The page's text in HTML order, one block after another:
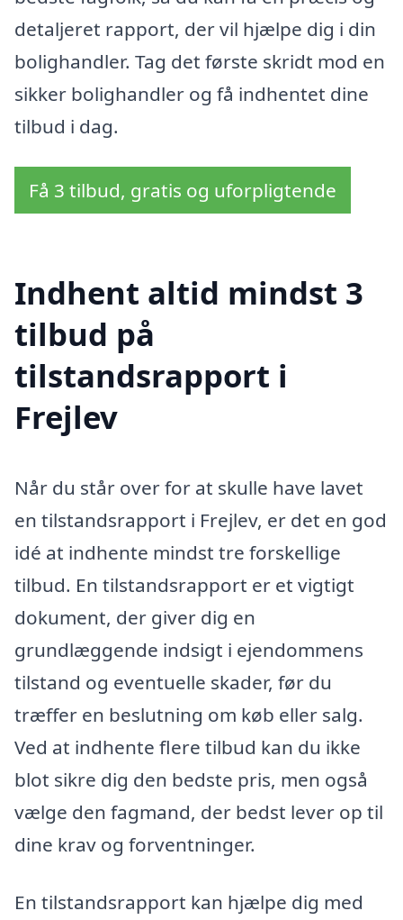
detaljeret rapport, der vil hjælpe dig i din
bolighandler. Tag det første skridt mod en
sikker bolighandler og få indhentet dine
tilbud i dag.
Få 3 tilbud, gratis og uforpligtende
Indhent altid mindst 3
tilbud på
tilstandsrapport i
Frejlev
Når du står over for at skulle have lavet
en tilstandsrapport i Frejlev, er det en god
idé at indhente mindst tre forskellige
tilbud. En tilstandsrapport er et vigtigt
dokument, der giver dig en
grundlæggende indsigt i ejendommens
tilstand og eventuelle skader, før du
træffer en beslutning om køb eller salg.
Ved at indhente flere tilbud kan du ikke
blot sikre dig den bedste pris, men også
vælge den fagmand, der bedst lever op til
dine krav og forventninger.
En tilstandsrapport kan hjælpe dig med